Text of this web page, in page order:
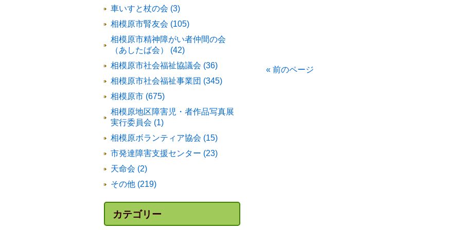
« 前のページ
車いすと杖の会 (3)
相模原市腎友会 (105)
相模原市精神障がい者仲間の会
（あしたば会） (42)
相模原市社会福祉協議会 (36)
相模原市社会福祉事業団 (345)
相模原市 (675)
相模原地区障害児・者作品写真展
実行委員会 (1)
相模原ボランティア協会 (15)
市発達障害支援センター (23)
天命会 (2)
その他 (219)
カテゴリー